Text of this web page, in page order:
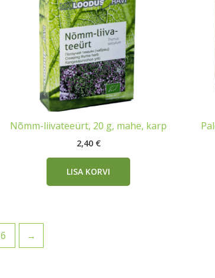
Nõmm-liivateeürt, 20 g, mahe, karp
2,40 €
LISA KORVI
6 →